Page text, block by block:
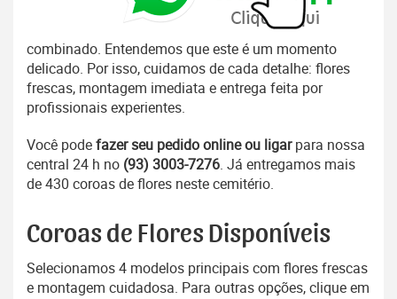
combinado. Entendemos que este é um momento
delicado. Por isso, cuidamos de cada detalhe: flores
frescas, montagem imediata e entrega feita por
profissionais experientes.
Você podefazer seu pedido online ou ligarpara nossa
central 24 h no (93) 3003-7276. Já entregamos mais
de 430 coroas de flores neste cemitério.
Coroas de Flores Disponíveis
Selecionamos 4 modelos principais com flores frescas
e montagem cuidadosa. Para outras opções, clique em